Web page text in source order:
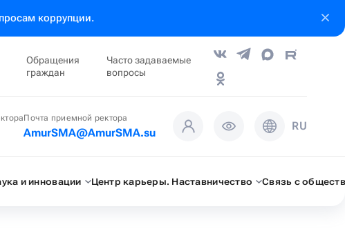
коррупции.
Обращения
граждан
Часто задаваемые
вопросы
Почта приемной ректора
AmurSMA@AmurSMA.su RU
и инновации Центр карьеры. Наставничество Связь с